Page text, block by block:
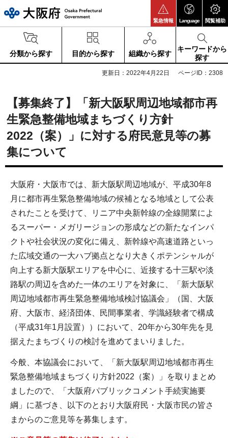
緊急情報 Language 閲覧補助
分類から探す 目的から探す 組織から探す
キーワードから
探す
更新日：2022年4月22日 ページID：2308
【募集終了】「新大阪駅周辺地域都市再
生緊急整備地域まちづくり方針
2022（案）」に対する府民意見等の募
集について
大阪府・大阪市では、新大阪駅周辺地域が、平成30年8
月に都市再生緊急整備地域の候補となる地域として公表
されたことを受けて、リニア中央新幹線の全線開業によ
るスーパー・メガリージョンの形成などの新たなインパ
クトや社会状況の変化に備え、新幹線や高速道路といっ
た広域交通の一大ハブ拠点となり大きくポテンシャルが
向上する新大阪駅エリアを中心に、近接する十三駅や淡
路駅の周辺を含めた一体のエリアを対象に、「新大阪駅
周辺地域都市再生緊急整備地域検討協議会」（国、大阪
府、大阪市、経済団体、民間事業者、学識経験者で構成
（平成31年1月設置））において、20年から30年先を見
据えたまちづくりの検討を進めてまいりました。
今般、本協議会において、「新大阪駅周辺地域都市再生
緊急整備地域まちづくり方針2022（案）」を取りまとめ
ましたので、「大阪府パブリックコメント手続実施要
綱」に基づき、以下のとおり大阪府民・大阪市民の皆さ
まからのご意見等を募集します。